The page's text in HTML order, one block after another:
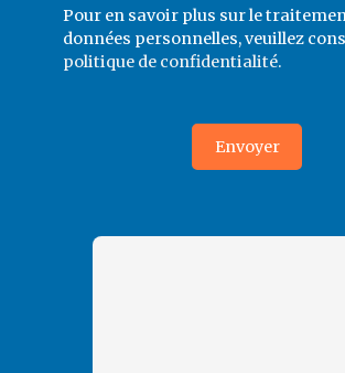
Pour en savoir plus sur le
données personnelles, veuillez
politique de confidentialité.
Envoyer